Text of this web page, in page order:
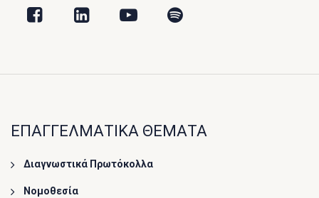
ΕΠΑΓΓΕΛΜΑΤΙΚΑ ΘΕΜΑΤΑ
Διαγνωστικά Πρωτόκολλα
Νομοθεσία